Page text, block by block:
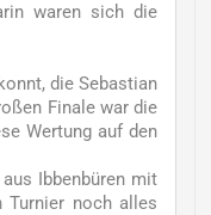
waren sich die
die Sebastian
Finale war die
Wertung auf den
Ibbenbüren mit
Turnier noch alles